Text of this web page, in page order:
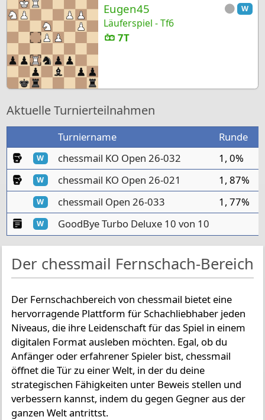
Eugen45 W
Läuferspiel - Tf6
7T
Aktuelle Turnierteilnahmen
Turniername Runde
KO-Turnier
W chessmail KO Open 26-032
1, 0%
KO-Turnier
W chessmail KO Open 26-021 1, 87%
W chessmail Open 26-033
1, 77%
Manuelles Turnier
W GoodBye Turbo Deluxe 10 von 10
Der chessmail Fernschach-Bereich
Der Fernschachbereich von chessmail bietet eine
hervorragende Plattform für Schachliebhaber jeden
Niveaus, die ihre Leidenschaft für das Spiel in einem
digitalen Format ausleben möchten. Egal, ob du
Anfänger oder erfahrener Spieler bist, chessmail
öffnet die Tür zu einer Welt, in der du deine
strategischen Fähigkeiten unter Beweis stellen und
verbessern kannst, indem du gegen Gegner aus der
ganzen Welt antrittst.